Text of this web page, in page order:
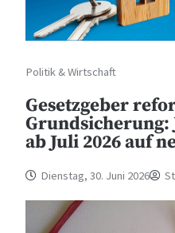
Politik & Wirtschaft
Gesetzgeber
Grundsicherung:
ab Juli 2026 auf
Dienstag, 30. Juni 2026